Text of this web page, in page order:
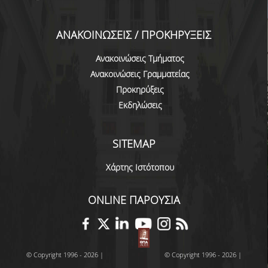
TESTIMONIALS ΠΡΑΚΤΙΚΗΣ ΑΣΚΗΣΗΣ
ΔΙΔΑΣΚΑΛΙΑ ΚΑΙ ΕΞΕΤΑΣΕΙΣ
ΔΙΑΧΕΙΡΙΣΗ ΠΑΡΑΠΟΝΩΝ ΦΟΙΤΗΤΩΝ
TUTORS ΦΟΙΤΗΤΩΝ
ΔΙΔΑΚΤΟΡΕΣ ΤΟΥ ΤΜΗΜΑΤΟΣ
ΥΠΟΨΗΦΙΟΙ ΔΙΔΑΚΤΟΡΕΣ
ΕΡΕΥΝΗΤΙΚΑ ΣΕΜΙΝΑΡΙΑ
ΑΝΑΚΟΙΝΩΣΕΙΣ / ΠΡΟΚΗΡΥΞΕΙΣ
Ανακοινώσεις Τμήματος
Ανακοινώσεις Γραμματείας
Προκηρύξεις
Εκδηλώσεις
SITEMAP
Χάρτης Ιστότοπου
ONLINE ΠΑΡΟΥΣΙΑ
© Copyright 1996 - 2026 | © Copyright 1996 - 2026 |